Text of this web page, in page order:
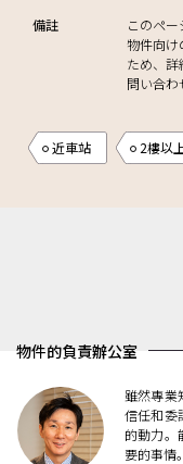
備註
このペ
物件向け
ため、
問い合わ
近車站 2樓以
物件的負責辦公室
雖然專業
信任和委
的動力。
要的事情。